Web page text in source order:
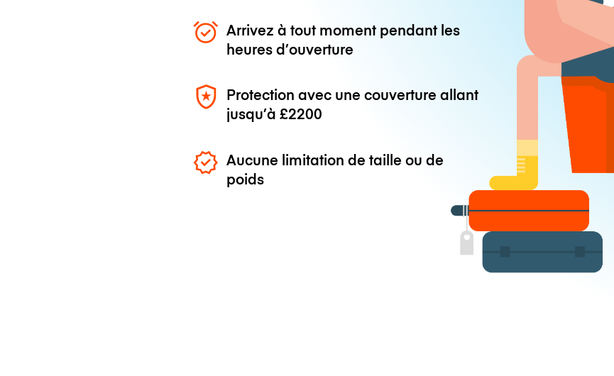
Arrivez à tout moment pendant les
heures d’ouverture
Protection avec une couverture allant
jusqu’à£2200
Aucune limitation de taille ou de
poids